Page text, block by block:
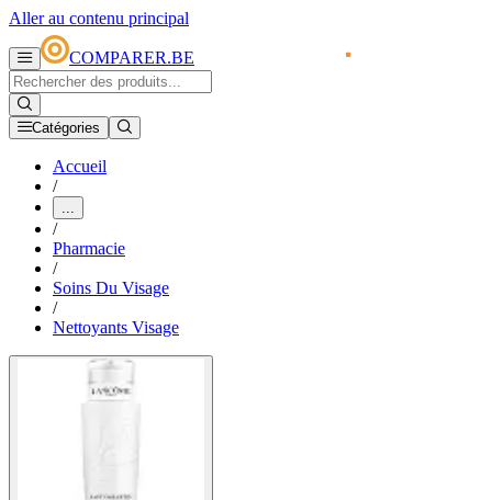
Aller au contenu principal
COMPARER.BE
Catégories
Accueil
/
...
/
Pharmacie
/
Soins Du Visage
/
Nettoyants Visage